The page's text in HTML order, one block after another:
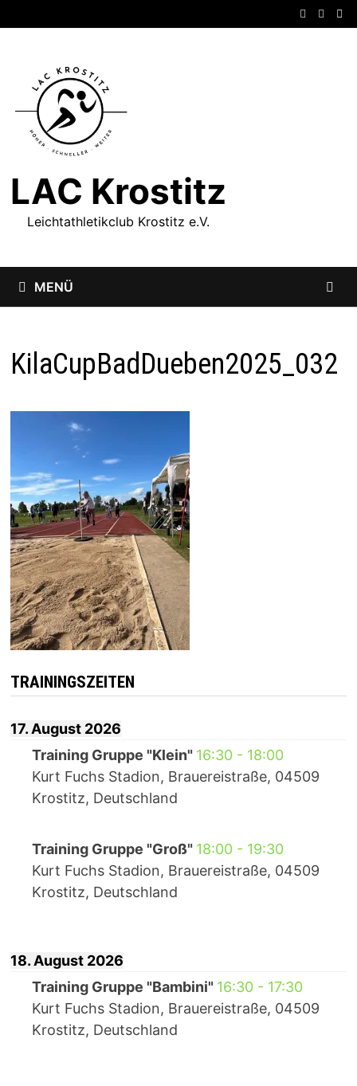
Inhalt
LAC Krostitz
Leichtathletikclub Krostitz e.V.
MENÜ
KilaCupBadDueben2025_032
TRAININGSZEITEN
17. August 2026
Training Gruppe "Klein" 16:30- 18:00
Kurt Fuchs Stadion, Brauereistraße, 04509
Krostitz, Deutschland
Training Gruppe "Groß" 18:00- 19:30
Kurt Fuchs Stadion, Brauereistraße, 04509
Krostitz, Deutschland
18. August 2026
Training Gruppe "Bambini" 16:30- 17:30
Kurt Fuchs Stadion, Brauereistraße, 04509
Krostitz, Deutschland